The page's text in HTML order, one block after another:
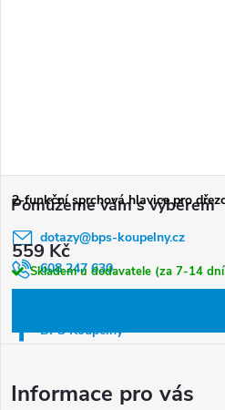
2-funkční sprchová hlavice pro
559 Kč
Skladem u dodavatele (za 7-14
dotazy@bps-koupelny.cz
608 247 630
BPS Koupelny
Informace pro vás